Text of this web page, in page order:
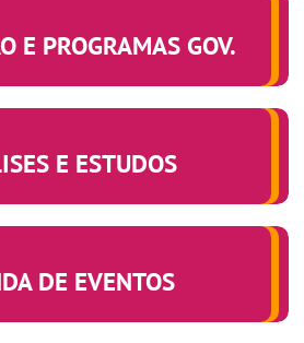
E PROGRAMAS GOV.
E ESTUDOS
DE EVENTOS